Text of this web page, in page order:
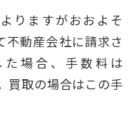
りますがおおよそ
動産会社に請求さ
場合、手数料は
買取の場合はこの手